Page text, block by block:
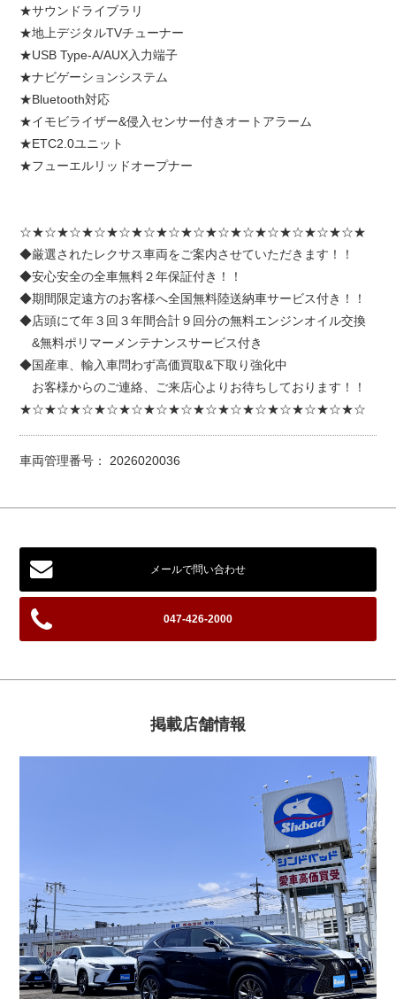
★サウンドライブラリ
★地上デジタルTVチューナー
★USB Type-A/AUX入力端子
★ナビゲーションシステム
★Bluetooth対応
★イモビライザー&侵入センサー付きオートアラーム
★ETC2.0ユニット
★フューエルリッドオープナー
☆★☆★☆★☆★☆★☆★☆★☆★☆★☆★☆★☆★☆★☆★
◆厳選されたレクサス車両をご案内させていただきます！！
◆安心安全の全車無料２年保証付き！！
◆期間限定遠方のお客様へ全国無料陸送納車サービス付き！！
◆店頭にて年３回３年間合計９回分の無料エンジンオイル交換
&無料ポリマーメンテナンスサービス付き
◆国産車、輸入車問わず高価買取&下取り強化中
お客様からのご連絡、ご来店心よりお待ちしております！！
★☆★☆★☆★☆★☆★☆★☆★☆★☆★☆★☆★☆★☆★☆
車両管理番号： 2026020036
メールで問い合わせ
047-426-2000
掲載店舗情報